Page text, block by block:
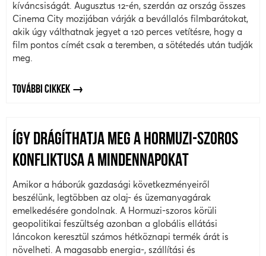
kíváncsiságát. Augusztus 12-én, szerdán az ország összes
Cinema City mozijában várják a bevállalós filmbarátokat,
akik úgy válthatnak jegyet a 120 perces vetítésre, hogy a
film pontos címét csak a teremben, a sötétedés után tudják
meg.
TOVÁBBI CIKKEK
ÍGY DRÁGÍTHATJA MEG A HORMUZI-SZOROS
KONFLIKTUSA A MINDENNAPOKAT
Amikor a háborúk gazdasági következményeiről
beszélünk, legtöbben az olaj- és üzemanyagárak
emelkedésére gondolnak. A Hormuzi-szoros körüli
geopolitikai feszültség azonban a globális ellátási
láncokon keresztül számos hétköznapi termék árát is
növelheti. A magasabb energia-, szállítási és